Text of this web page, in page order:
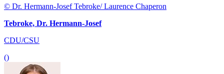
© Dr. Hermann-Josef Tebroke/ Laurence Chaperon
Tebroke, Dr. Hermann-Josef
CDU/CSU
()